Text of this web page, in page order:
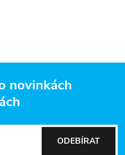
novinkách
ODEBÍRAT